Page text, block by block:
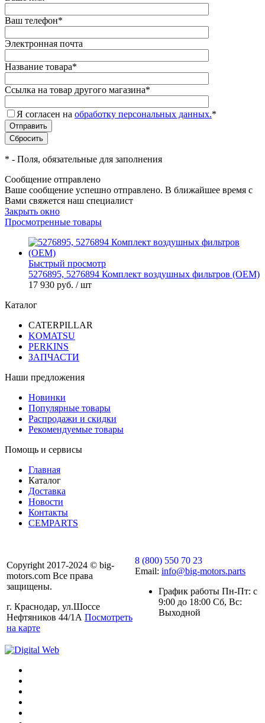
Ваш телефон*
Электронная почта
Название товара*
Ссылка на товар другого магазина*
Я согласен на обработку персональных данных.*
* - Поля, обязательные для заполнения
Сообщение отправлено
Ваше сообщение успешно отправлено. В ближайшее время с
Вами свяжется наш специалист
Закрыть окно
Просмотренные товары
Быстрый просмотр
5276895, 5276894 Комплект воздушных фильтров (OEM)
17 930 руб. / шт
Каталог
CATERPILLAR
KOMATSU
PERKINS
ЗАПЧАСТИ
Наши предложения
Новинки
Популярные товары
Распродажи и скидки
Рекомендуемые товары
Помощь и сервисы
Главная
Каталог
Доставка
Новости
Контакты
CEMPARTS
Copyright 2017-2024 © big-
motors.com Все права
защищены.
г. Краснодар, ул.Шоссе
Нефтяников 44/1А Посмотреть
на карте
8 (800) 550 70 23
Email: info@big-motors.parts
График работы Пн-Пт: с
9:00 до 18:00 Сб, Вс:
Выходной